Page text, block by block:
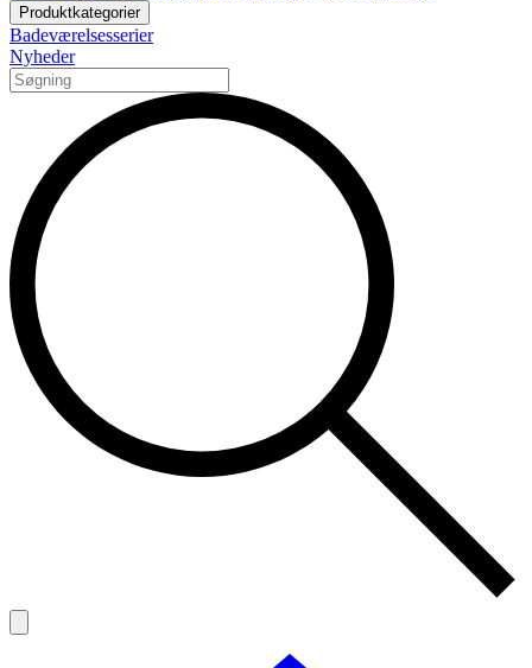
Produktkategorier
Badeværelsesserier
Nyheder